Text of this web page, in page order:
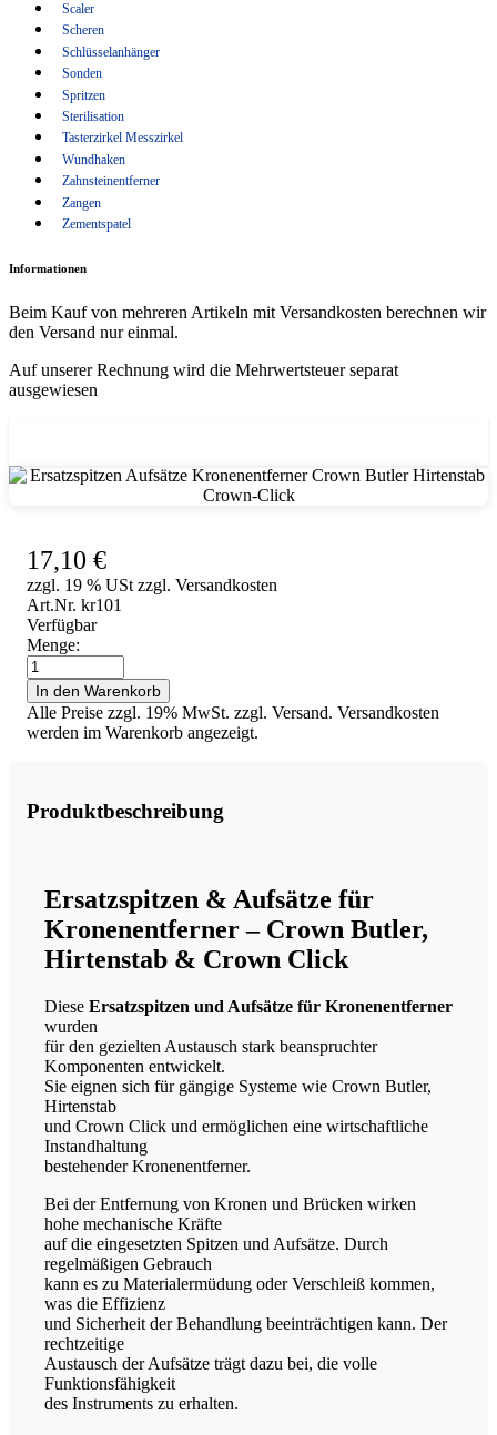
Zementspatel
Scaler
Scheren
Schlüsselanhänger
Sonden
Spritzen
Sterilisation
Tasterzirkel Messzirkel
Wundhaken
Zahnsteinentferner
Zangen
Zementspatel
Informationen
Beim Kauf von mehreren Artikeln mit Versandkosten berechnen wir
den Versand nur einmal.
Auf unserer Rechnung wird die Mehrwertsteuer separat
ausgewiesen
17,10 €
zzgl. 19 % USt zzgl. Versandkosten
Art.Nr. kr101
Verfügbar
Menge:
Ersatzspitzen
Aufsätze
Kronenentferner
Crown
Butler
Click
Menge
In den Warenkorb
Alle Preise zzgl. 19% MwSt. zzgl. Versand. Versandkosten
werden im Warenkorb angezeigt.
Produktbeschreibung
Ersatzspitzen & Aufsätze für
Kronenentferner – Crown Butler,
Hirtenstab & Crown Click
Diese Ersatzspitzen und Aufsätze für Kronenentferner
wurden
für den gezielten Austausch stark beanspruchter
Komponenten entwickelt.
Sie eignen sich für gängige Systeme wie Crown Butler,
Hirtenstab
und Crown Click und ermöglichen eine wirtschaftliche
Instandhaltung
bestehender Kronenentferner.
Bei der Entfernung von Kronen und Brücken wirken
hohe mechanische Kräfte
auf die eingesetzten Spitzen und Aufsätze. Durch
regelmäßigen Gebrauch
kann es zu Materialermüdung oder Verschleiß kommen,
was die Effizienz
und Sicherheit der Behandlung beeinträchtigen kann. Der
rechtzeitige
Austausch der Aufsätze trägt dazu bei, die volle
Funktionsfähigkeit
des Instruments zu erhalten.